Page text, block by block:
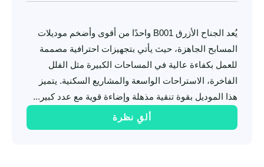
يُعد الجناح الأزرق B001 واحدًا من أقوى وأضخم موديلات
المسابح الجاهزة، حيث يأتي بتجهيزات احترافية مصممة
للعمل بكفاءة عالية في المساحات الكبيرة مثل الفلل
الفاخرة، الاستراحات الواسعة والمشاريع السكنية. يتميز
هذا الموديل بقوة تنقية مذهلة وإضاءة قوية مع عدد كبير...
ألقِ نظرة